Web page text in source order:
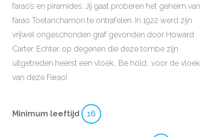
farao’s en piramides. Jij gaat proberen het geheim van
farao Toetanchamon te ontrafelen. In 1922 werd zijn
vrijwel ongeschonden graf gevonden door Howard
Carter. Echter, op degenen die deze tombe zijn
uitgetreden heerst een vloek.. Be hold.. voor de vloek
van deze Farao!
Minimum leeftijd 16